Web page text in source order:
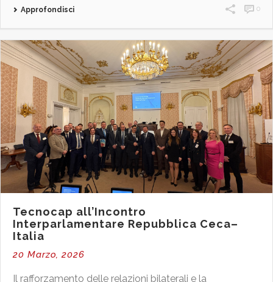
Approfondisci 0
Tecnocap all’Incontro
Interparlamentare Repubblica Ceca–
Italia
20 Marzo, 2026
Il rafforzamento delle relazioni bilaterali e la